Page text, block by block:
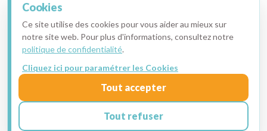
Copyright © 2015-2026 · Apotekisto, pharmacie en ligne
Mentions légales·Données personnelles
Cookies
Cookies
Ce site utilise des cookies pour vous aider au mieux sur
notre site web. Pour plus d'informations, consultez notre
politique de confidentialité.
Cliquez ici pour paramétrer les Cookies
Tout accepter
Tout refuser